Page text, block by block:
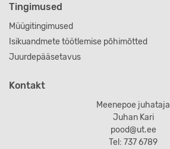
Tingimused
Müügitingimused
Isikuandmete töötlemise põhimõtted
Juurdepääsetavus
Kontakt
Meenepoe juhataja
Juhan Kari
pood@ut.ee
Tel: 737 6789